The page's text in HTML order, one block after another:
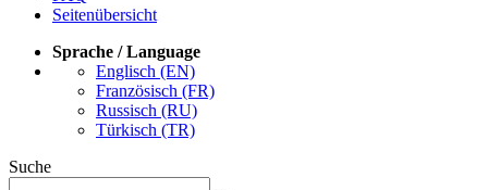
Seitenübersicht
Sprache / Language
Englisch (EN)
Französisch (FR)
Russisch (RU)
Türkisch (TR)
Suche